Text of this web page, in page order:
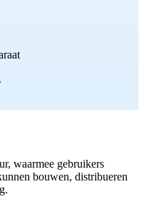
waarmee gebruikers
bouwen, distribueren